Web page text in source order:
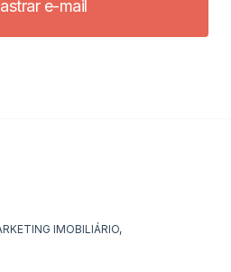
e-mail
IMOBILIÁRIO,